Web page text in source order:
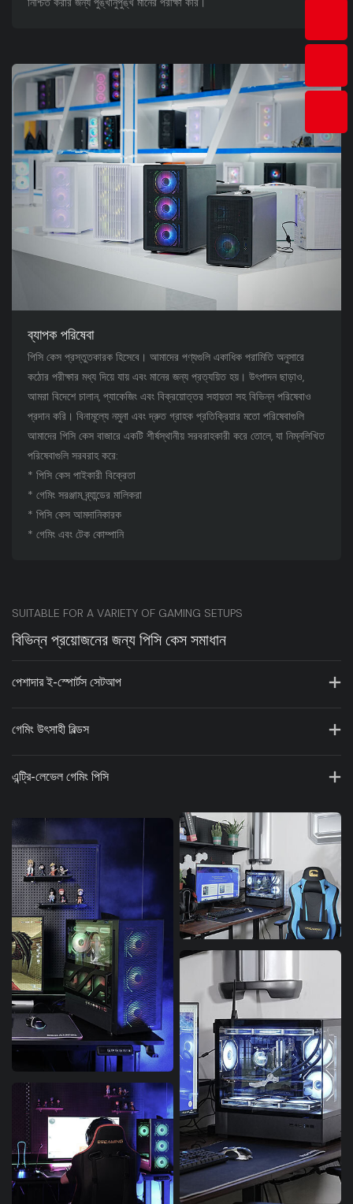
ব্যাপক পরিষেবা
পিসি কেস প্রস্তুতকারক হিসেবে। আমাদের পণ্যগুলি একাধিক পরামিতি অনুসারে
কঠোর পরীক্ষার মধ্য দিয়ে যায় এবং মানের জন্য প্রত্যয়িত হয়। উৎপাদন ছাড়াও,
আমরা বিদেশে চালান, প্যাকেজিং এবং বিক্রয়োত্তর সহায়তা সহ বিভিন্ন পরিষেবাও
প্রদান করি। বিনামূল্যে নমুনা এবং দ্রুত গ্রাহক প্রতিক্রিয়ার মতো পরিষেবাগুলি
আমাদের পিসি কেস বাজারে একটি শীর্ষস্থানীয় সরবরাহকারী করে তোলে, যা নিম্নলিখিত
পরিষেবাগুলি সরবরাহ করে:
* পিসি কেস পাইকারী বিক্রেতা
* গেমিং সরঞ্জাম ব্র্যান্ডের মালিকরা
* পিসি কেস আমদানিকারক
* গেমিং এবং টেক কোম্পানি
SUITABLE FOR A VARIETY OF GAMING SETUPS
বিভিন্ন প্রয়োজনের জন্য পিসি কেস সমাধান
পেশাদার ই-স্পোর্টস সেটআপ
গেমিং উৎসাহী বিল্ডস
এন্ট্রি-লেভেল গেমিং পিসি